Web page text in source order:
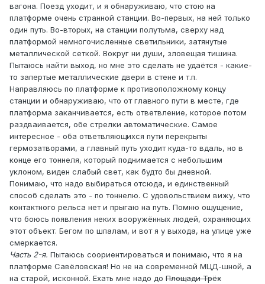
вагона. Поезд уходит, и я обнаруживаю, что стою на
платформе очень странной станции. Во-первых, на ней только
один путь. Во-вторых, на станции полутьма, сверху над
платформой немногочисленные светильники, затянутые
металлической сеткой. Вокруг ни души, зловещая тишина.
Пытаюсь найти выход, но мне это сделать не удаётся - какие-
то запертые металлические двери в стене и т.п.
Направляюсь по платформе к противоположному концу
станции и обнаруживаю, что от главного пути в месте, где
платформа заканчивается, есть ответвление, которое потом
раздваивается, обе стрелки автоматические. Самое
интересное - оба ответвляющихся пути перекрыты
гермозатворами, а главный путь уходит куда-то вдаль, но в
конце его тоннеля, который поднимается с небольшим
уклоном, виден слабый свет, как будто бы дневной.
Понимаю, что надо выбираться отсюда, и единственный
способ сделать это - по тоннелю. С удовольствием вижу, что
контактного рельса нет и прыгаю на путь. Помню ощущение,
что боюсь появления неких вооружённых людей, охраняющих
этот объект. Бегом по шпалам, и вот я у выхода, на улице уже
смеркается.
Часть 2-я. Пытаюсь соориентироваться и понимаю, что я на
платформе Савёловская! Но не на современной МЦД-шной, а
на старой, исконной. Ехать мне надо до Площади Трёх